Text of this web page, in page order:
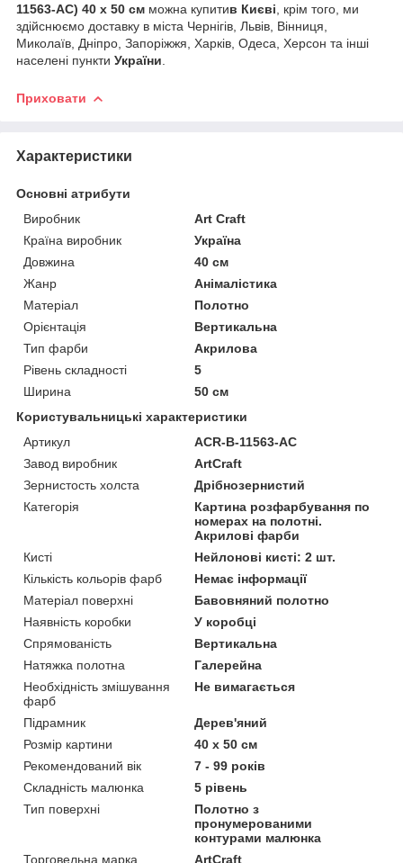
11563-AC) 40 х 50 см можна купитив Києві , крім того, ми
здійснюємо доставку в міста Чернігів, Львів, Вінниця,
Миколаїв, Дніпро, Запоріжжя, Харків, Одеса, Херсон та інші
населені пункти України
Приховати
Характеристики
Основні атрибути
Виробник
Art Craft
Країна виробник
Україна
Довжина
40 см
Жанр
Анімалістика
Матеріал
Полотно
Орієнтація
Вертикальна
Тип фарби
Акрилова
Рівень складності
5
Ширина
50 см
Користувальницькі характеристики
Артикул
ACR-B-11563-AC
Завод виробник
ArtCraft
Зернистость холста
Дрібнозернистий
Категорія
Картина розфарбування по
номерах на полотні.
Акрилові фарби
Кисті
Нейлонові кисті: 2 шт.
Кількість кольорів фарб
Немає інформації
Матеріал поверхні
Бавовняний полотно
Наявність коробки
У коробці
Спрямованість
Вертикальна
Натяжка полотна
Галерейна
Необхідність змішування
фарб
Не вимагається
Підрамник
Дерев'яний
Розмір картини
40 х 50 см
Рекомендований вік
7 - 99 років
Складність малюнка
5 рівень
Тип поверхні
Полотно з
пронумерованими
контурами малюнка
Торговельна марка
ArtCraft